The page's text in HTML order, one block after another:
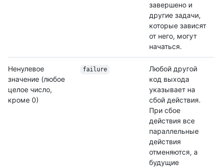
завершено и
другие задачи,
которые зависят
от него, могут
начаться.
Ненулевое
значение (любое
целое число,
кроме 0)
failure
Любой другой
код выхода
указывает на
сбой действия.
При сбое
действия все
параллельные
действия
отменяются, а
будущие